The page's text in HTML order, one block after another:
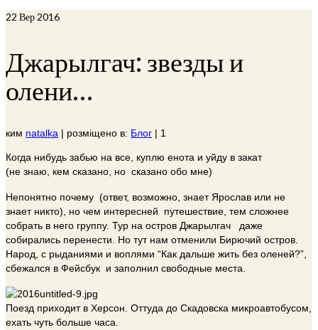
22 Вер 2016
Джарылгач: звезды и
олени…
ким natalka | розміщено в: Блог | 1
Когда нибудь забью на все, куплю енота и уйду в закат
(не знаю, кем сказано, но сказано обо мне)
Непонятно почему (ответ, возможно, знает Ярослав или не
знает никто), но чем интересней путешествие, тем сложнее
собрать в него группу. Тур на остров Джарылгач даже
собирались перенести. Но тут нам отменили Бирючий остров.
Народ, с рыданиями и воплями “Как дальше жить без оленей?”,
сбежался в Фейсбук и заполнил свободные места.
Поезд приходит в Херсон. Оттуда до Скадовска микроавтобусом,
ехать чуть больше часа.